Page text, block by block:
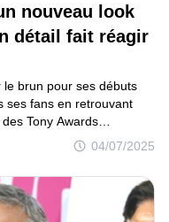
nouveau look
détail fait réagir
04/07/2025
brun pour ses débuts
ses fans en retrouvant
Tony Awards
s’était teint les
Murrow dans Good
des réactions autant
Sa femme, Amal
par